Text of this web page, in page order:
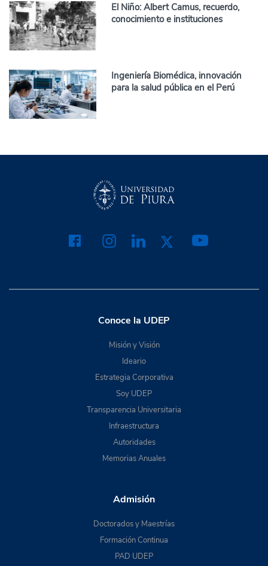
El Niño: Albert Camus, recuerdo,
conocimiento e instituciones
Ingeniería Biomédica, innovación
para la salud pública en el Perú
Conoce la UDEP
Misión y Visión
Ideario
Estrategia Corporativa
Soy UDEP
Transparencia Universitaria
Infraestructura
Autoridades
Memorias Anuales
Admisión
Doctorados y Maestrías
Formación Continua
PAD UDEP